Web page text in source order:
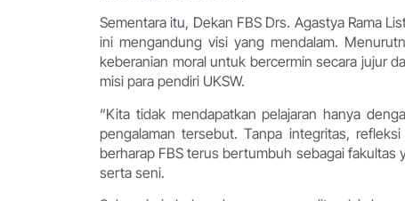
Sementara itu, Dekan FBS Drs. Agastya Rama
ini mengandung visi yang mendalam.
keberanian moral untuk bercermin secara jujur
misi para pendiri UKSW.
“Kita tidak mendapatkan pelajaran hanya
pengalaman tersebut. Tanpa integritas,
berharap FBS terus bertumbuh sebagai fakultas
serta seni.